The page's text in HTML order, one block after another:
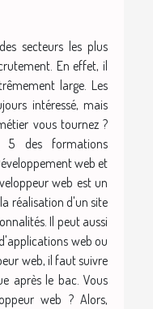
secteurs les plus
En effet, il
large. Les
intéressé, mais
vous tournez ?
des formations
web et
web est un
réalisation d'un site
Il peut aussi
web ou
web, il faut suivre
après le bac. Vous
web ? Alors,